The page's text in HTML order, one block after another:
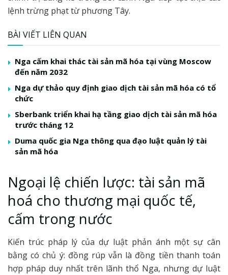
lệnh trừng phạt từ phương Tây.
BÀI VIẾT LIÊN QUAN
Nga cấm khai thác tài sản mã hóa tại vùng Moscow
đến năm 2032
Nga dự thảo quy định giao dịch tài sản mã hóa có tổ
chức
Sberbank triển khai hạ tầng giao dịch tài sản mã hóa
trước tháng 12
Duma quốc gia Nga thông qua đạo luật quản lý tài
sản mã hóa
Ngoại lệ chiến lược: tài sản mã
hoá cho thương mại quốc tế,
cấm trong nước
Kiến trúc pháp lý của dự luật phản ánh một sự cân
bằng có chủ ý: đồng rúp vẫn là đồng tiền thanh toán
hợp pháp duy nhất trên lãnh thổ Nga, nhưng dự luật